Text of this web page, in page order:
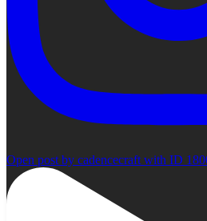
Open post by cadencecraft with ID